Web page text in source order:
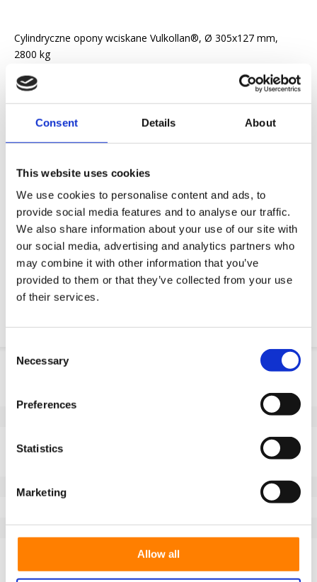
Consent Details About
This website uses cookies
We use cookies to personalise content and ads, to
provide social media features and to analyse our traffic.
We also share information about your use of our site with
our social media, advertising and analytics partners who
may combine it with other information that you’ve
provided to them or that they’ve collected from your use
of their services.
Selection
Necessary
Preferences
Statistics
Marketing
Allow all
Cylindryczne opony wciskane Vulkollan®, Ø 305x127 mm,
2800 kg
Modele 3D CAD
Usługi inżynieryjne
Żądanie części OE
Informacje o produkcie
Bieżnik
Seria
FL
Ostatnio oglądane